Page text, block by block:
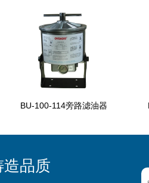
BU-100G-104旁路滤油器
品质